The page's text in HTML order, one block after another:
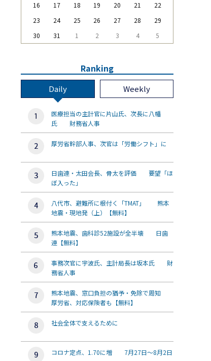
16
17 18 19 20 21
22
23
24 25 26 27 28
29
30
31 1 2 3 4 5
Ranking
Daily Weekly
医療担当の主計官に片山氏、次長に八幡
氏 財務省人事
厚労省幹部人事、次官は「労働シフト」に
日歯連・太田会長、骨太を評価 要望「ほ
ぼ入った」
八代市、避難所に根付く「TMAT」 熊本
地震・現地発（上）【無料】
熊本地震、歯科診52施設が全半壊 日歯
連【無料】
事務次官に宇波氏、主計局長は坂本氏 財
務省人事
熊本地震、窓口負担の猶予・免除で周知
厚労省、対応保険者も【無料】
社会全体で支えるために
コロナ定点、1.70に増 7月27日～8月2日